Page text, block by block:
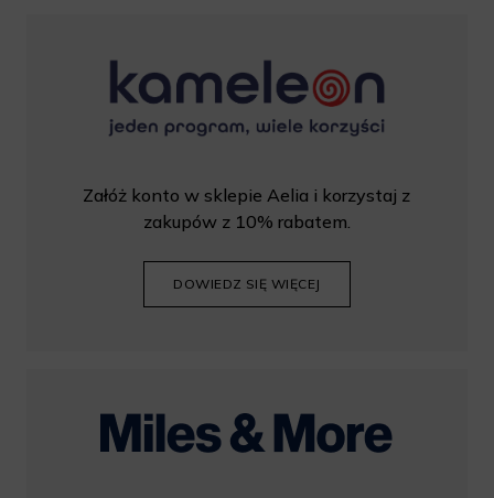
Załóż konto w sklepie Aelia i korzystaj z
zakupów z 10% rabatem.
DOWIEDZ SIĘ WIĘCEJ